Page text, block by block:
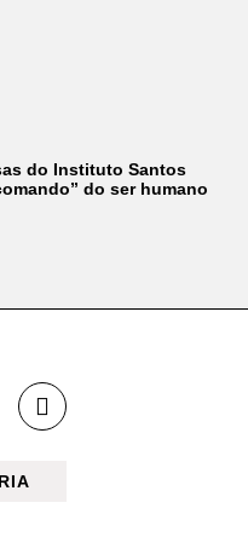
do Instituto Santos
do ser humano